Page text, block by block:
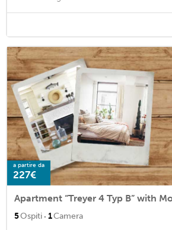
a partire da
227€
5Ospiti · 1Camera